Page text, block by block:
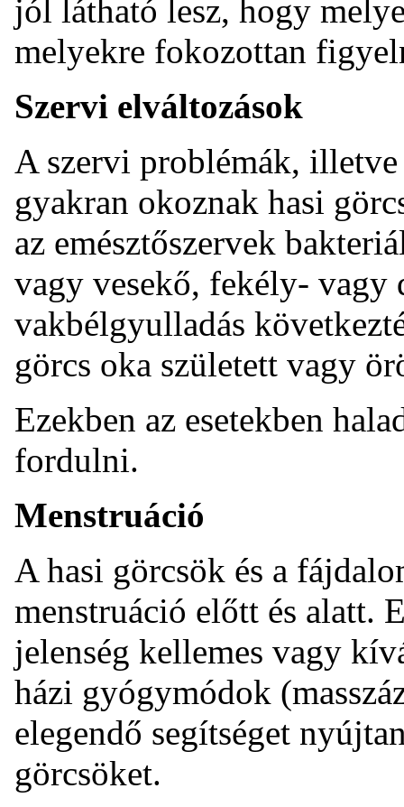
jól látható lesz, hogy
melyekre fokozottan
Szervi elváltozások
A szervi problémák,
gyakran okoznak hasi
az emésztőszervek
vagy vesekő, fekély- vagy
vakbélgyulladás
görcs oka született vagy
Ezekben az esetekben
fordulni.
Menstruáció
A hasi görcsök és a
menstruáció előtt és alatt.
jelenség kellemes vagy
házi gyógymódok
elegendő segítséget
görcsöket.